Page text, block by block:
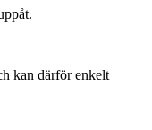
kan därför enkelt